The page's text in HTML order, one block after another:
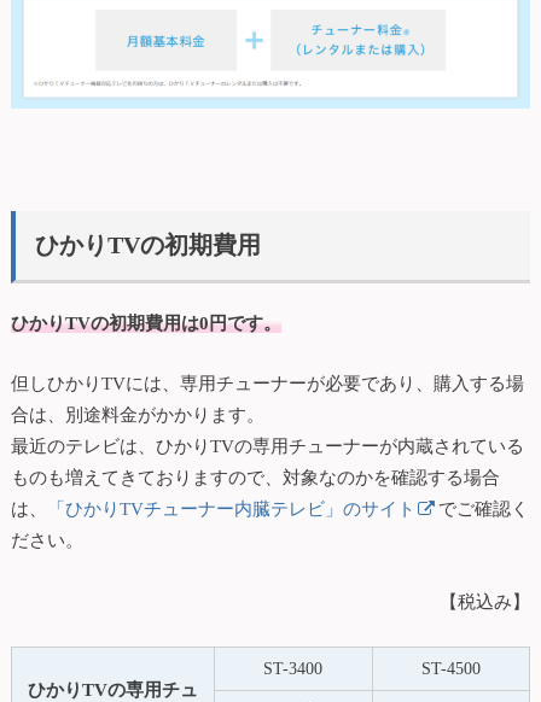
ひかりTVの初期費用
ひかりTVの初期費用は0円です。
但しひかりTVには、専用チューナーが必要であり、購入する場
合は、別途料金がかかります。
最近のテレビは、ひかりTVの専用チューナーが内蔵されている
ものも増えてきておりますので、対象なのかを確認する場合
は、
「ひかりTVチューナー内臓テレビ」のサイト
でご確認く
ださい。
【税込み】
ひかりTVの専用チュ
ST-3400 ST-4500